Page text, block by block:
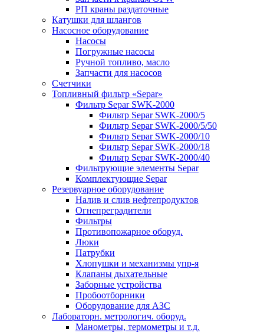
РП краны раздаточные
Катушки для шлангов
Насосное оборудование
Насосы
Погружные насосы
Ручной топливо, масло
Запчасти для насосов
Счетчики
Топливный фильтр «Separ»
Фильтр Separ SWK-2000
Фильтр Separ SWK-2000/5
Фильтр Separ SWK-2000/5/50
Фильтр Separ SWK-2000/10
Фильтр Separ SWK-2000/18
Фильтр Separ SWK-2000/40
Фильтрующие элементы Separ
Комплектующие Separ
Резервуарное оборудование
Налив и слив нефтепродуктов
Огнепреградители
Фильтры
Противопожарное оборуд.
Люки
Патрубки
Хлопушки и механизмы упр-я
Клапаны дыхательные
Заборные устройства
Пробоотборники
Оборудование для АЗС
Лабораторн. метрологич. оборуд.
Манометры, термометры и т.д.